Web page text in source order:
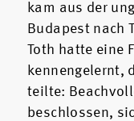
kam aus der
Budapest nach
Toth hatte eine
kennengelernt,
teilte:
beschlossen,